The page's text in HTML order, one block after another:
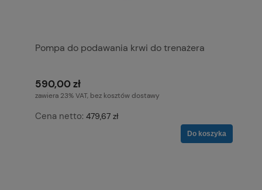
Pompa do podawania krwi do trenażera
590,00 zł
zawiera 23% VAT, bez kosztów dostawy
Cena netto: 479,67 zł
Do koszyka